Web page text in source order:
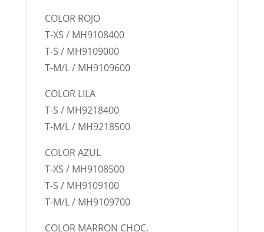
COLOR ROJO
T-XS / MH9108400
T-S / MH9109000
T-M/L / MH9109600
COLOR LILA
T-S / MH9218400
T-M/L / MH9218500
COLOR AZUL
T-XS / MH9108500
T-S / MH9109100
T-M/L / MH9109700
COLOR MARRON CHOC.